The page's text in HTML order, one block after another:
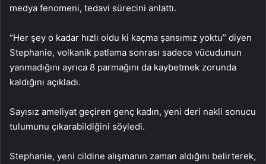
medya fenomeni, tedavi sürecini anlattı.
“Her şey o kadar hızlı oldu ki kaçma şansımız yoktu” diyen
Stephanie, volkanik patlama sonrası sadece vücudunun
yanmadığını ayrıca 8 parmağını da kaybetmek zorunda
kaldığını açıkladı.
Sayısız ameliyat geçiren genç kadın, yeni deri nakli sonucu
tulumunu çıkarabildiğini söyledi.
Stephanie, yeni cildine alışmanın zaman aldığını belirterek,